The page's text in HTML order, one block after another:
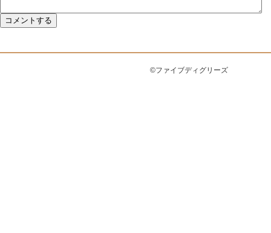
©ファイブディグリーズ